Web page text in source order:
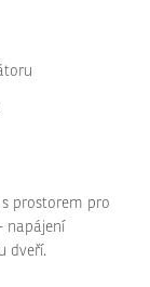
prostorem pro
napájení
dveří.